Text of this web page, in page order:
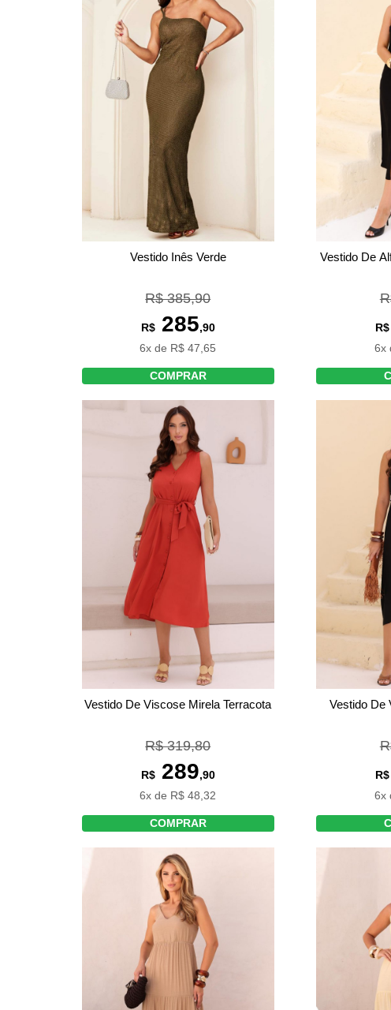
Vestido Inês Verde
R$ 385,90
R$285,90
6x de R$ 47,65
COMPRAR
Vestido De
R$
6x
Vestido De Viscose Mirela Terracota
R$ 319,80
R$289,90
6x de R$ 48,32
COMPRAR
Vestido De
R$
6x